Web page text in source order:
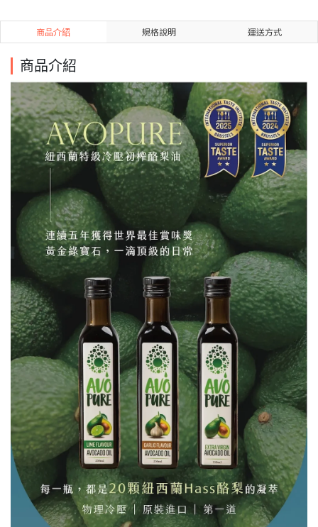
商品介紹 規格說明 運送方式
商品介紹